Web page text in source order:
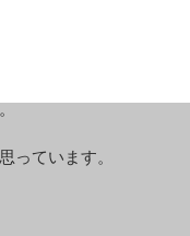
める前に、肝移植の
っています。